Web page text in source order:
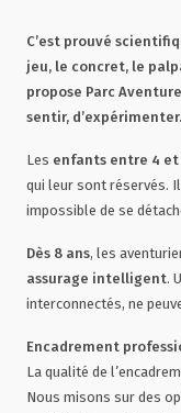
C’est prouvé
jeu, le concret, le
propose Parc
sentir,
Les enfants entre 4 et
qui leur sont réservés.
impossible de se
Dès 8 ans, les
assurage intelligent.
interconnectés, ne
Encadrement
La qualité de
Nous misons sur des